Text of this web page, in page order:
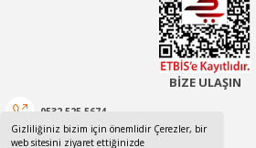
Gizliliğiniz bizim için önemlidir Çerezler, bir
web sitesini ziyaret ettiğinizde
BİZE ULAŞIN
0532 525 5674
0532 525 5674